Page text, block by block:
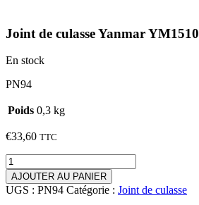
Joint de culasse Yanmar YM1510
En stock
PN94
Poids 0,3 kg
€33,60 TTC
quantité
de
Joint
de
AJOUTER AU PANIER
UGS : PN94 Catégorie : Joint de culasse